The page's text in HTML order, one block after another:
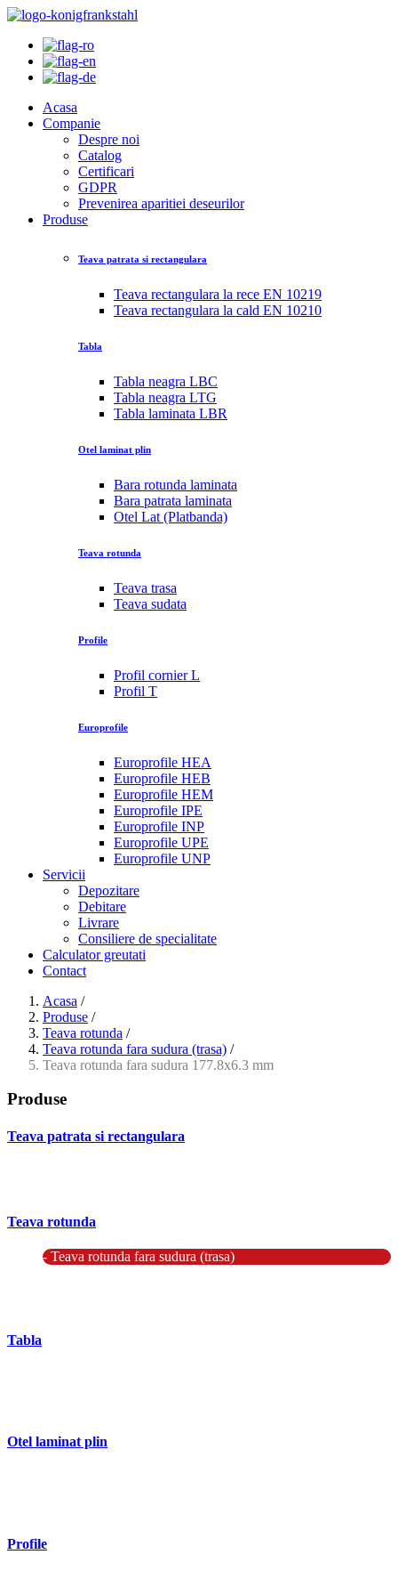
Acasa
Companie
Despre noi
Catalog
Certificari
GDPR
Prevenirea aparitiei deseurilor
Produse
Teava patrata si rectangulara
Teava rectangulara la rece EN 10219
Teava rectangulara la cald EN 10210
Tabla
Tabla neagra LBC
Tabla neagra LTG
Tabla laminata LBR
Otel laminat plin
Bara rotunda laminata
Bara patrata laminata
Otel Lat (Platbanda)
Teava rotunda
Teava trasa
Teava sudata
Profile
Profil cornier L
Profil T
Europrofile
Europrofile HEA
Europrofile HEB
Europrofile HEM
Europrofile IPE
Europrofile INP
Europrofile UPE
Europrofile UNP
Servicii
Depozitare
Debitare
Livrare
Consiliere de specialitate
Calculator greutati
Contact
Acasa /
Produse /
Teava rotunda /
Teava rotunda fara sudura (trasa) /
Teava rotunda fara sudura 177.8x6.3 mm
Produse
Teava patrata si rectangulara
Teava rotunda
- Teava rotunda fara sudura (trasa)
Tabla
Otel laminat plin
Profile